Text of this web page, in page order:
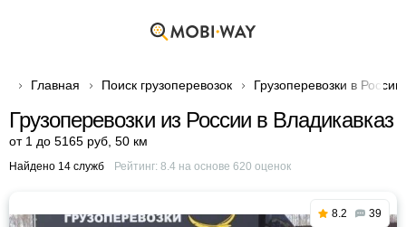
Главная Поиск грузоперевозок Грузоперевозки в России
Грузоперевозки из России в Владикавказ
от 1 до 5165 руб 50 км
Найдено 14 служб Рейтинг: 8.4на основе 620 оценок
8.2 39